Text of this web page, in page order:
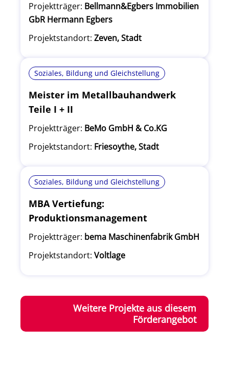
Projektträger: Bellmann&Egbers Immobilien
GbR Hermann Egbers
Projektstandort: Zeven, Stadt
Soziales, Bildung und Gleichstellung
Meister im Metallbauhandwerk
Teile I + II
Projektträger: BeMo GmbH & Co.KG
Projektstandort: Friesoythe, Stadt
Soziales, Bildung und Gleichstellung
MBA Vertiefung:
Produktionsmanagement
Projektträger: bema Maschinenfabrik GmbH
Projektstandort: Voltlage
Weitere Projekte aus diesem
Förderangebot